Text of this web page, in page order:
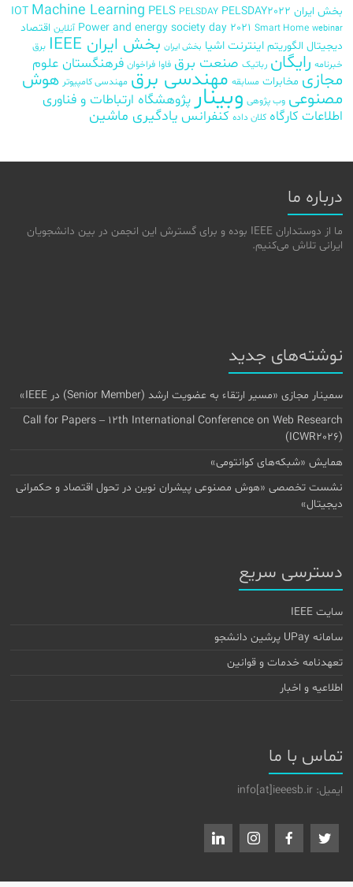
بخش ایران
IOT Machine Learning PELS PELSDAY PELSDAY2022
Power and energy society day 2021 Smart Home webinar آنلاین اقتصاد
دیجیتال الگوریتم اینترنت اشیا بخش ایران بخش ایران IEEE
برق
خبرنامه رایگان رباتیک صنعت برق فاوا فراخوان فرهنگستان علوم
مجازی مخابرات مسابقه مهندسی برق مهندسی کامپیوتر هوش
مصنوعی وب پژوهی وبینارپژوهشگاه ارتباطات و فناوری
اطلاعات کارگاه کلان داده کنفرانس یادگیری ماشین
درباره ما
ما از دوستداران IEEE بوده و برای گسترش این انجمن در بین دانشجویان
ایرانی تلاش می‌کنیم.
نوشته‌های جدید
سمینار مجازی «مسیر ارتقاء به عضویت ارشد (Senior Member) در IEEE»
Call for Papers – 12th International Conference on Web Research
(ICWR2026)
همایش «شبکه‌های کوانتومی»
نشست تخصصی «هوش مصنوعی پیشران نوین در تحول اقتصاد و حکمرانی
دیجیتال»
دسترسی سریع
سایت IEEE
سامانه UPay پرشین دانشجو
تعهدنامه خدمات و قوانین
اطلاعیه و اخبار
تماس با ما
ایمیل: info[at]ieeesb.ir